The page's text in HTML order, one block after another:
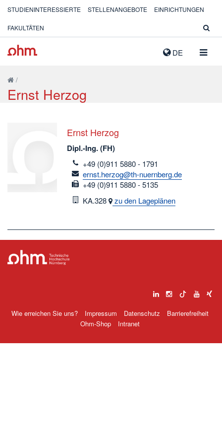
DE
STUDIENINTERESSIERTE STELLENANGEBOTE EINRICHTUNGEN
FAKULTÄTEN
/
Ernst Herzog
Ernst Herzog
Dipl.-Ing. (FH)
telefon
+49 (0)911 5880 - 1791
email
ernst.herzog@th-nuernberg.de
fax
+49 (0)911 5880 - 5135
Raum
KA.328 zu den Lageplänen
Wie erreichen Sie uns? Impressum Datenschutz
Barrierefreiheit
Ohm-Shop
Intranet